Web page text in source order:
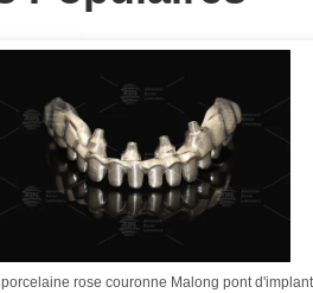
rose couronne Malong pont